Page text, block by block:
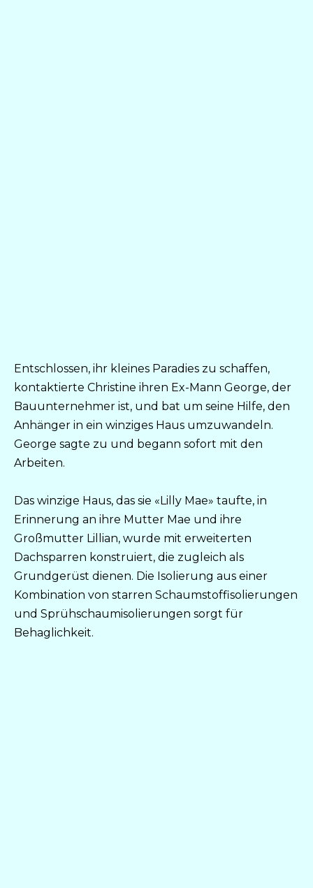
Entschlossen, ihr kleines Paradies zu schaffen,
kontaktierte Christine ihren Ex-Mann George, der
Bauunternehmer ist, und bat um seine Hilfe, den
Anhänger in ein winziges Haus umzuwandeln.
George sagte zu und begann sofort mit den
Arbeiten.
Das winzige Haus, das sie «Lilly Mae» taufte, in
Erinnerung an ihre Mutter Mae und ihre
Großmutter Lillian, wurde mit erweiterten
Dachsparren konstruiert, die zugleich als
Grundgerüst dienen. Die Isolierung aus einer
Kombination von starren Schaumstoffisolierungen
und Sprühschaumisolierungen sorgt für
Behaglichkeit.